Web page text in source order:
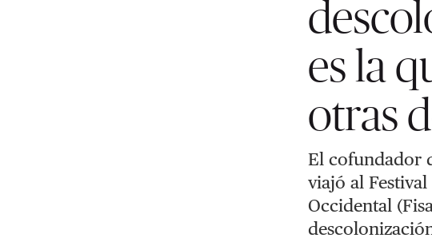
es la
otras
El cofundador
viajó al
Occidental